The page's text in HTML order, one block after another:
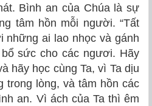
Bình an của Chúa là sự
tâm hồn mỗi người. “Tất
những ai lao nhọc và gánh
sức cho các ngươi. Hãy
hãy học cùng Ta, vì Ta dịu
trong lòng, và tâm hồn các
an. Vì ách của Ta thì êm